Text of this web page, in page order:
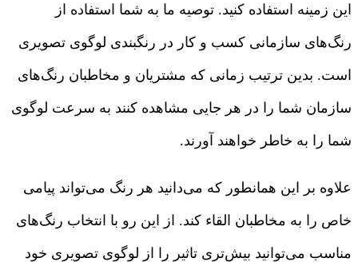
این زمینه استفاده کنید. توصیه ما به شما استفاده از
رنگ‌های سازمانی کسب و کار در رنگبندی لوگوی تصویری
است. بدین ترتیب زمانی که مشتریان و مخاطبان رنگ‌های
سازمان شما را در هر جایی مشاهده کنند به سرعت لوگوی
شما را به خاطر خواهند آورند.
علاوه بر این همانطور که می‌دانید هر رنگ می‌تواند پیامی
خاص را به مخاطبان القاء کند. از این رو با انتخاب رنگ‌های
مناسب می‌توانید بیش‌تری تاثیر را از لوگوی تصویری خود